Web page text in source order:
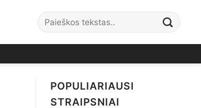
POPULIARIAUSI
STRAIPSNIAI